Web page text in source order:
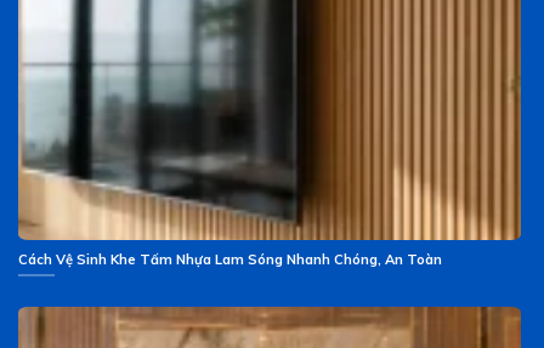
Cách Vệ Sinh Khe Tấm Nhựa Lam Sóng Nhanh Chóng, An Toàn